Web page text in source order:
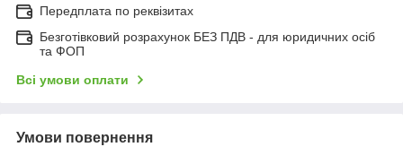
Передплата по реквізитах
Безготівковий розрахунок БЕЗ ПДВ - для юридичних осіб
та ФОП
Всі умови оплати
Умови повернення